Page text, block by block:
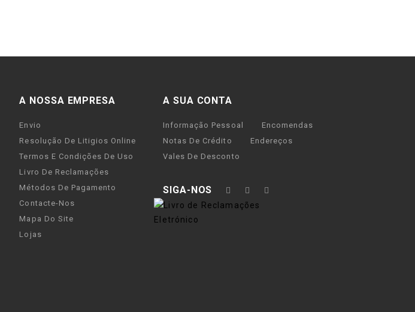
A NOSSA EMPRESA
Envio
Resolução De Litigios Online
Termos E Condições De Uso
Livro De Reclamações
Métodos De Pagamento
Contacte-Nos
Mapa Do Site
Lojas
A SUA CONTA
Informação Pessoal
Encomendas
Notas De Crédito
Endereços
Vales De Desconto
SIGA-NOS